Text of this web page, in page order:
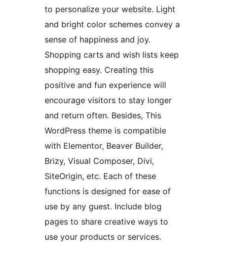
to personalize your website. Light
and bright color schemes convey a
sense of happiness and joy.
Shopping carts and wish lists keep
shopping easy. Creating this
positive and fun experience will
encourage visitors to stay longer
and return often. Besides, This
WordPress theme is compatible
with Elementor, Beaver Builder,
Brizy, Visual Composer, Divi,
SiteOrigin, etc. Each of these
functions is designed for ease of
use by any guest. Include blog
pages to share creative ways to
use your products or services.